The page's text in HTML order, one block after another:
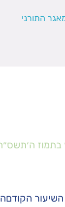
התורני
בתמוז
השיעור הקודם